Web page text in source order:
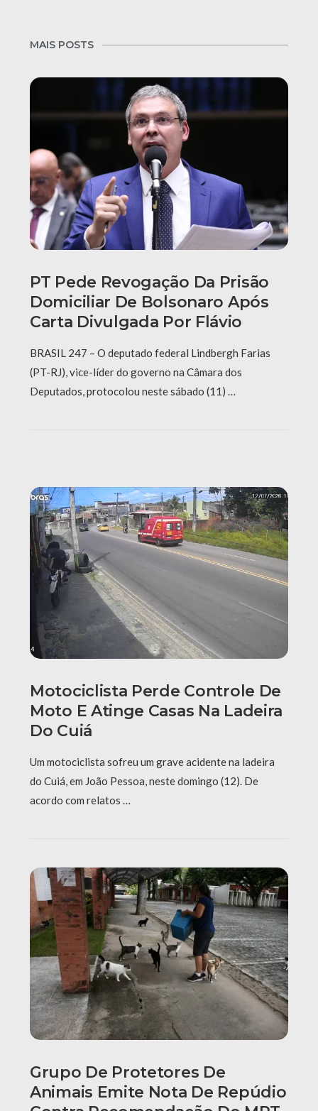
MAIS POSTS
PT Pede Revogação Da Prisão
Domiciliar De Bolsonaro Após
Carta Divulgada Por Flávio
BRASIL 247 – O deputado federal Lindbergh Farias
(PT-RJ), vice-líder do governo na Câmara dos
Deputados, protocolou neste sábado (11) …
Motociclista Perde Controle De
Moto E Atinge Casas Na Ladeira
Do Cuiá
Um motociclista sofreu um grave acidente na ladeira
do Cuiá, em João Pessoa, neste domingo (12). De
acordo com relatos …
Grupo De Protetores De
Animais Emite Nota De Repúdio